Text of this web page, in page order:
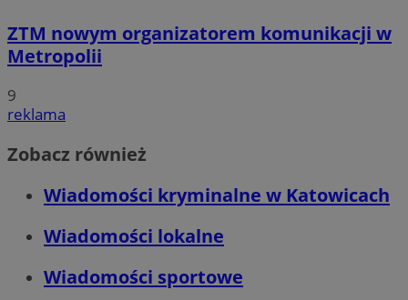
ZTM nowym organizatorem komunikacji w
Metropolii
9
reklama
Zobacz również
Wiadomości kryminalne w Katowicach
Wiadomości lokalne
Wiadomości sportowe